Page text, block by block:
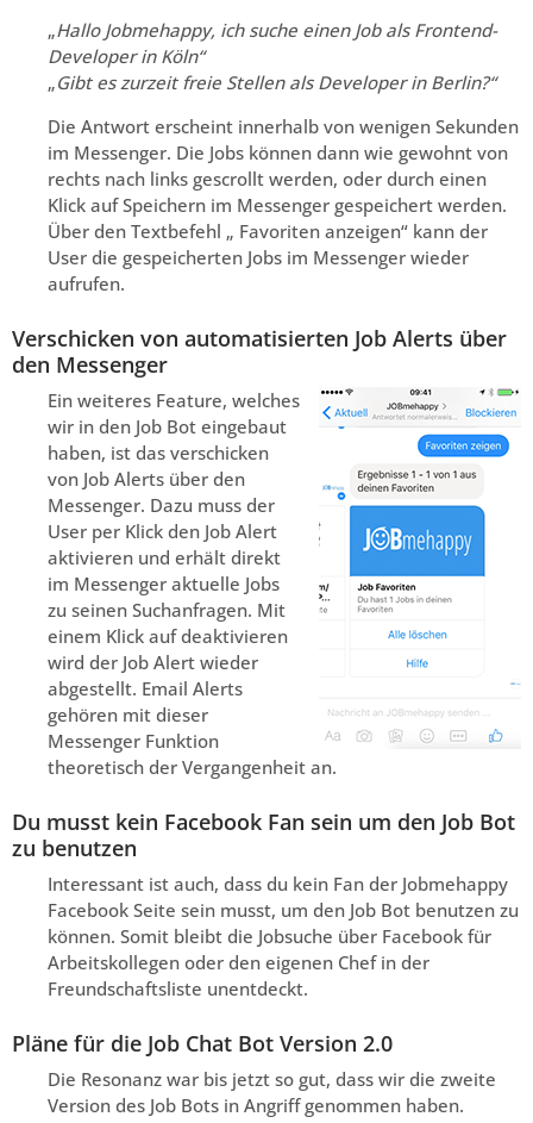
„Hallo Jobmehappy, ich suche einen Job als Frontend-
Developer in Köln“
„Gibt es zurzeit freie Stellen als Developer in Berlin?“
Die Antwort erscheint innerhalb von wenigen Sekunden
im Messenger. Die Jobs können dann wie gewohnt von
rechts nach links gescrollt werden, oder durch einen
Klick auf Speichern im Messenger gespeichert werden.
Über den Textbefehl „ Favoriten anzeigen“ kann der
User die gespeicherten Jobs im Messenger wieder
aufrufen.
Verschicken von automatisierten Job Alerts über
den Messenger
Ein weiteres Feature, welches
wir in den Job Bot eingebaut
haben, ist das verschicken
von Job Alerts über den
Messenger. Dazu muss der
User per Klick den Job Alert
aktivieren und erhält direkt
im Messenger aktuelle Jobs
zu seinen Suchanfragen. Mit
einem Klick auf deaktivieren
wird der Job Alert wieder
abgestellt. Email Alerts
gehören mit dieser
Messenger Funktion
theoretisch der Vergangenheit an.
Du musst kein Facebook Fan sein um den Job Bot
zu benutzen
Interessant ist auch, dass du kein Fan der Jobmehappy
Facebook Seite sein musst, um den Job Bot benutzen zu
können. Somit bleibt die Jobsuche über Facebook für
Arbeitskollegen oder den eigenen Chef in der
Freundschaftsliste unentdeckt.
Pläne für die Job Chat Bot Version 2.0
Die Resonanz war bis jetzt so gut, dass wir die zweite
Version des Job Bots in Angriff genommen haben.